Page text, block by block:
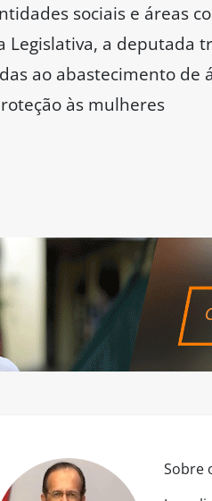
sociais e áreas
Legislativa, a
ao abastecimento de
às mulheres
Sobre